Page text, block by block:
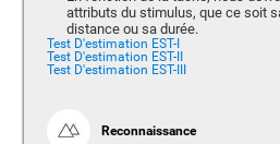
attributs du stimulus, que ce soit
distance ou sa durée.
Test D'estimation EST-I
Test D'estimation EST-II
Test D'estimation EST-III
Reconnaissance